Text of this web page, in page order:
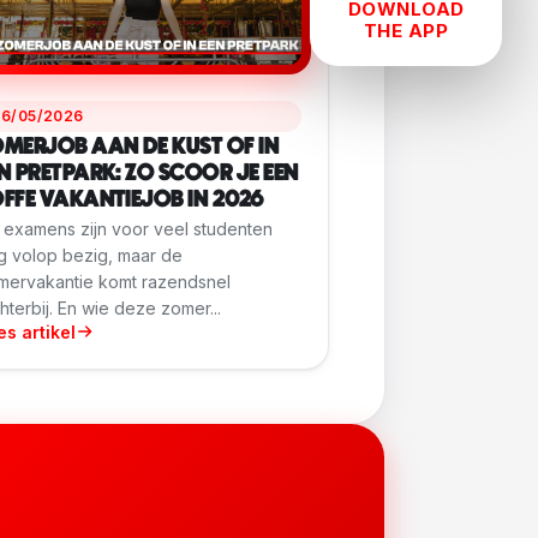
05/2026
AAN DE KUST OF IN
PRETPARK: ZO SCOOR JE EEN
VAKANTIEJOB IN 2026
examens zijn voor veel studenten
volop bezig, maar de
komt razendsnel
En wie deze zomer...
artikel
DOWNLOAD
THE APP